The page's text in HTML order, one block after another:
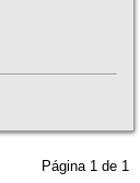
Página 1 de 1